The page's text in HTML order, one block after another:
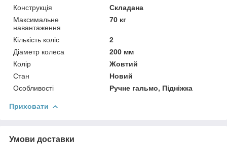
Конструкція
Складана
Максимальне
навантаження
70 кг
Кількість коліс
2
Діаметр колеса
200 мм
Колір
Жовтий
Стан
Новий
Особливості
Ручне гальмо, Підніжка
Приховати
Умови доставки